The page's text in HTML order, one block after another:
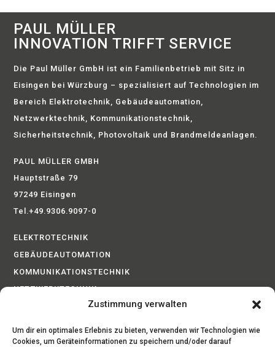
Zustimmung verwalten
Um dir ein optimales Erlebnis zu bieten, verwenden wir Technologien wie
Cookies, um Geräteinformationen zu speichern und/oder darauf
PAUL MÜLLER
INNOVATION TRIFFT SERVICE
Die Paul Müller GmbH ist ein Familienbetrieb mit Sitz in
Eisingen bei Würzburg – spezialisiert auf Technologien im
Bereich Elektrotechnik, Gebäudeautomation,
Netzwerktechnik, Kommunikationstechnik,
Sicherheitstechnik, Photovoltaik und Brandmeldeanlagen.
PAUL MÜLLER GMBH
Hauptstraße 79
97249 Eisingen
Tel.+49.9306.9097-0
ELEKTROTECHNIK
GEBÄUDEAUTOMATION
KOMMUNIKATIONSTECHNIK
NETZWERKTECHNIK
BRANDMELDEANLAGEN
SICHERHEITSTECHNIK